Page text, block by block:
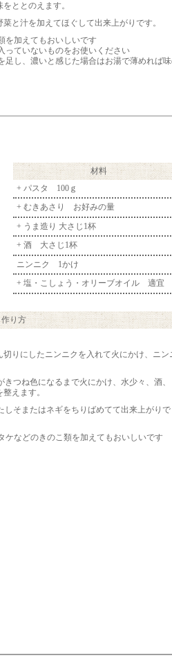
ととのえます。
と汁を加えてほぐして出来上がりです。
を加えてもおいしいです
ていないものをお使いください
し、濃いと感じた場合はお湯で薄めれば
材料
+ パスタ 100ｇ
+ むきあさり お好みの量
+ うま造り 大さじ1杯
+ 酒 大さじ1杯
ニンニク 1かけ
+ 塩・こしょう・オリーブオイル 適宜
作り方
りにしたニンニクを入れて火にかけ、ニン
つね色になるまで火にかけ、水少々、酒、
えます。
しそまたはネギをちりばめてて出来上がりで
などのきのこ類を加えてもおいしいです